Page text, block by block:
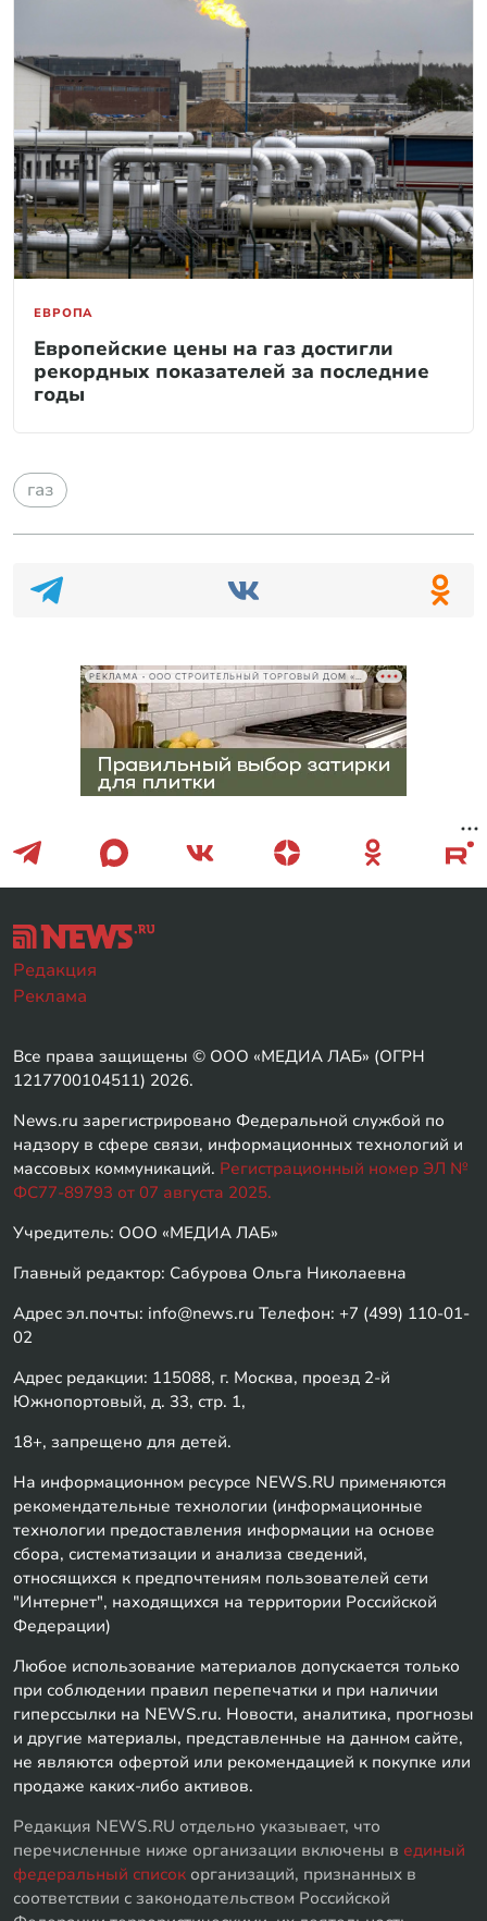
ЕВРОПА
Европейские цены на газ достигли
рекордных показателей за последние
годы
газ
Редакция
Реклама
Все права защищены © ООО «МЕДИА ЛАБ» (ОГРН
1217700104511) 2026.
News.ru зарегистрировано Федеральной службой по
надзору в сфере связи, информационных технологий и
массовых коммуникаций. Регистрационный номер ЭЛ №
ФС77-89793 от 07 августа 2025.
Учредитель: ООО «МЕДИА ЛАБ»
Главный редактор: Сабурова Ольга Николаевна
Адрес эл.почты: info@news.ru Телефон: +7 (499) 110-01-
02
Адрес редакции: 115088, г. Москва, проезд 2-й
Южнопортовый, д. 33, стр. 1,
18+, запрещено для детей.
На информационном ресурсе NEWS.RU применяются
рекомендательные технологии (информационные
технологии предоставления информации на основе
сбора, систематизации и анализа сведений,
относящихся к предпочтениям пользователей сети
"Интернет", находящихся на территории Российской
Федерации)
Любое использование материалов допускается только
при соблюдении правил перепечатки и при наличии
гиперссылки на NEWS.ru. Новости, аналитика, прогнозы
и другие материалы, представленные на данном сайте,
не являются офертой или рекомендацией к покупке или
продаже каких-либо активов.
Редакция NEWS.RU отдельно указывает, что
перечисленные ниже организации включены в единый
федеральный список организаций, признанных в
соответствии с законодательством Российской